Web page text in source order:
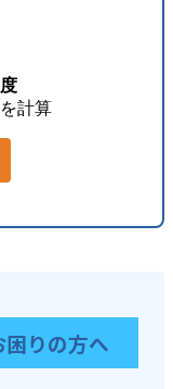
計算
りの方へ